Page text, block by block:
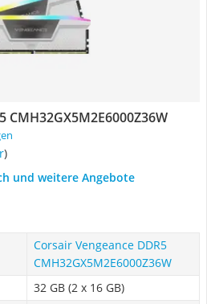
CMH32GX5M2E6000Z36W
)
und weitere Angebote
Corsair Vengeance DDR5
CMH32GX5M2E6000Z36W
32 GB (2 x 16 GB)